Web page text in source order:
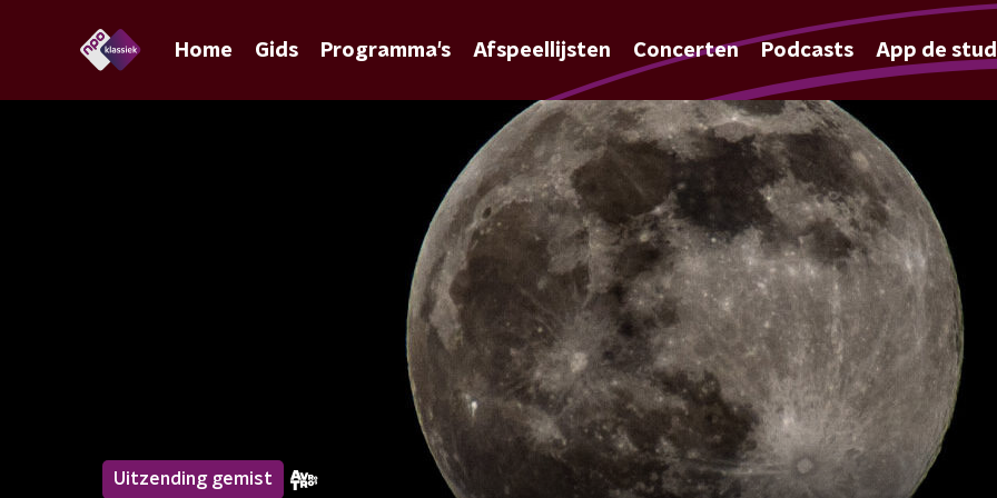
Home Gids Programma's Afspeellijsten Concerten Podcasts App de
Uitzending gemist